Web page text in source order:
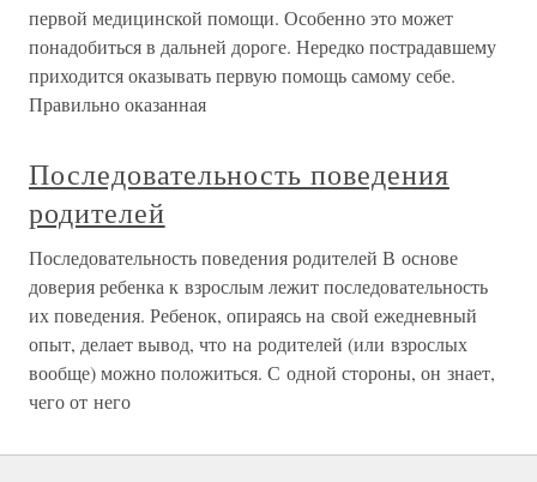
первой медицинской помощи. Особенно это может
понадобиться в дальней дороге. Нередко пострадавшему
приходится оказывать первую помощь самому себе.
Правильно оказанная
Последовательность поведения
родителей
Последовательность поведения родителей В основе
доверия ребенка к взрослым лежит последовательность
их поведения. Ребенок, опираясь на свой ежедневный
опыт, делает вывод, что на родителей (или взрослых
вообще) можно положиться. С одной стороны, он знает,
чего от него